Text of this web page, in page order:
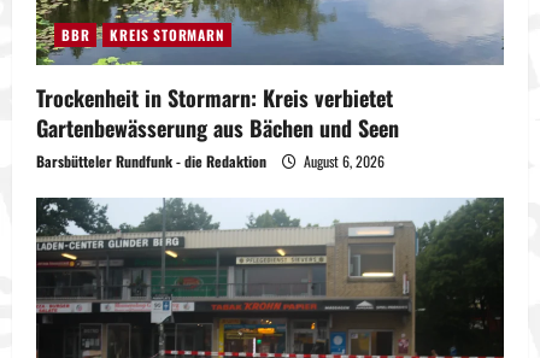
BBR KREIS STORMARN
Trockenheit in Stormarn: Kreis verbietet
Gartenbewässerung aus Bächen und Seen
Barsbütteler Rundfunk - die Redaktion August 6, 2026